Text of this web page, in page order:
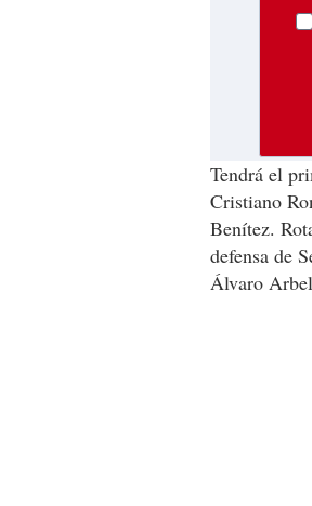
Tendrá el
Cristiano
Benítez.
defensa de
Álvaro